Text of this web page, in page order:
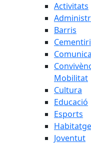
Activitats
Barris
Cementiri
Mobilitat
Cultura
Educació
Esports
Habitatge
Joventut